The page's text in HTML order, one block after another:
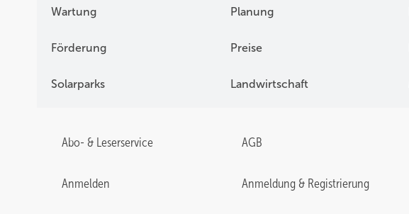
Wartung Planung
Förderung Preise
Solarparks Landwirtschaft
Abo- & Leserservice AGB
Anmelden Anmeldung & Registrierung